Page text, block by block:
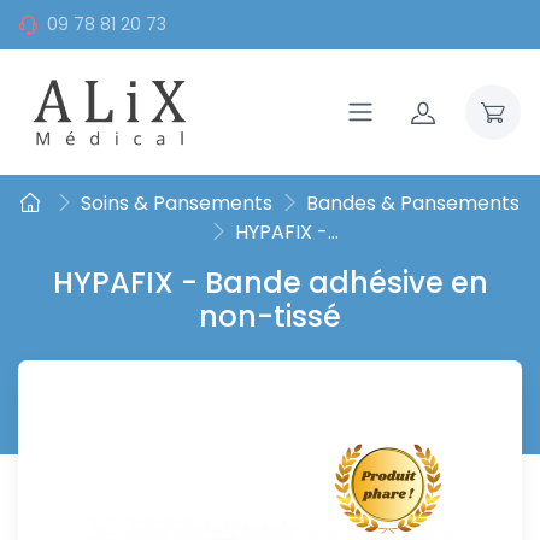
09 78 81 20 73
Soins & Pansements
Bandes & Pansements
HYPAFIX -...
HYPAFIX - Bande adhésive en
non-tissé